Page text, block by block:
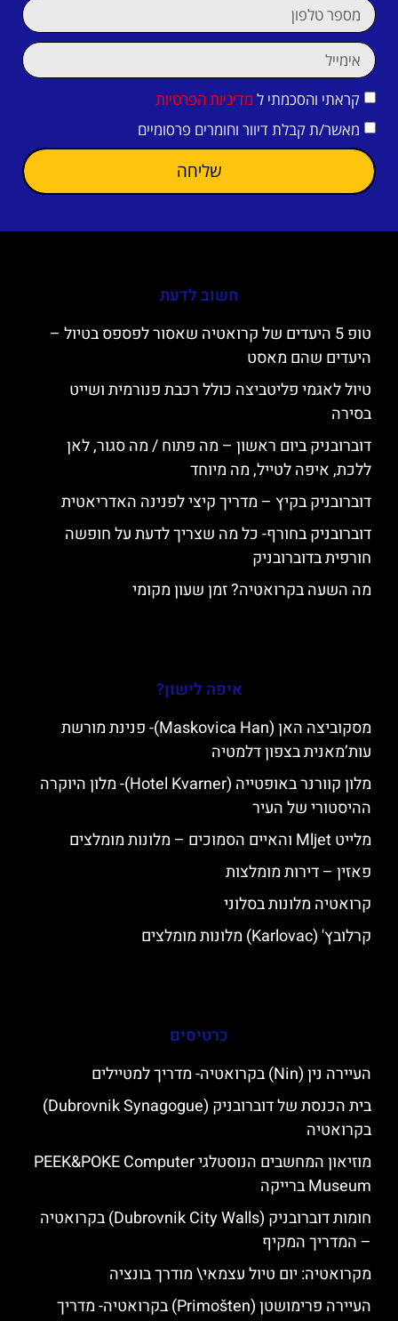
קראתי והסכמתי ל מדיניות הפרטיות
מאשר/ת קבלת דיוור וחומרים פרסומיים
שליחה
חשוב לדעת
טופ 5 היעדים של קרואטיה שאסור לפספס בטיול –
היעדים שהם מאסט
טיול לאגמי פליטביצה כולל רכבת פנורמית ושייט
בסירה
דוברובניק ביום ראשון – מה פתוח / מה סגור, לאן
ללכת, איפה לטייל, מה מיוחד
דוברובניק בקיץ – מדריך קיצי לפנינה האדריאטית
דוברובניק בחורף- כל מה שצריך לדעת על חופשה
חורפית בדוברובניק
מה השעה בקרואטיה? זמן שעון מקומי
איפה לישון?
מסקוביצה האן (Maskovica Han)- פנינת מורשת
עות’מאנית בצפון דלמטיה
מלון קוורנר באופטייה (Hotel Kvarner)- מלון היוקרה
ההיסטורי של העיר
מלייט Mljet והאיים הסמוכים – מלונות מומלצים
פאזין – דירות מומלצות
קרואטיה מלונות בסלוני
קרלובץ' (Karlovac) מלונות מומלצים
כרטיסים
העיירה נין (Nin) בקרואטיה- מדריך למטיילים
בית הכנסת של דוברובניק (Dubrovnik Synagogue)
בקרואטיה
מוזיאון המחשבים הנוסטלגי PEEK&POKE Computer
Museum ברייקה
חומות דוברובניק (Dubrovnik City Walls) בקרואטיה
– המדריך המקיף
מקרואטיה: יום טיול עצמאי\ מודרך בונציה
העיירה פרימושטן (Primošten) בקרואטיה- מדריך